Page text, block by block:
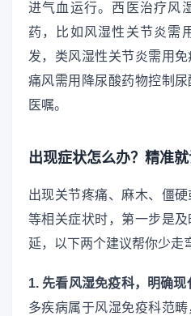
进气血运行。西医治疗风
药，比如风湿性关节炎需
发，类风湿性关节炎需用免
痛风需用降尿酸药物控制
医嘱。
出现症状怎么办？精准
出现关节疼痛、麻木、僵
等相关症状时，第一步是
延，以下两个建议帮你少走
1. 先看风湿免疫科，明确现
多疾病属于风湿免疫科范